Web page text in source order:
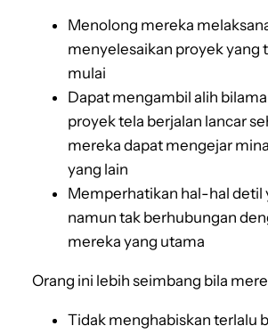
Menolong mereka
menyelesaikan proyek yang
mulai
Dapat mengambil alih
proyek tela berjalan lancar
mereka dapat mengejar
yang lain
Memperhatikan hal-hal detil
namun tak berhubungan
mereka yang utama
Orang ini lebih seimbang bila
Tidak menghabiskan terlalu